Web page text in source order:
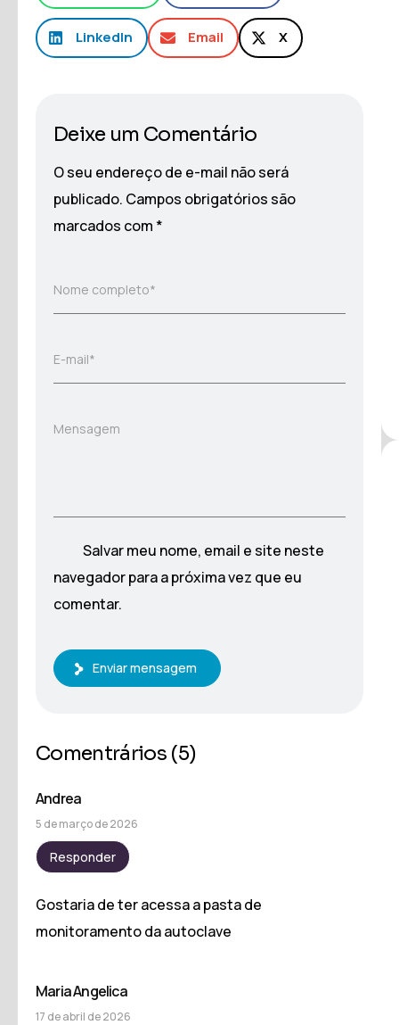
LinkedIn Email X
Deixe um Comentário
O seu endereço de e-mail não será
publicado. Campos obrigatórios são
marcados com *
Nome completo*
E-mail*
Mensagem
Salvar meu nome, email e site neste
navegador para a próxima vez que eu
comentar.
Enviar mensagem
Comentrários (5)
Andrea
5 de março de 2026
Responder
Gostaria de ter acessa a pasta de
monitoramento da autoclave
Maria Angelica
17 de abril de 2026